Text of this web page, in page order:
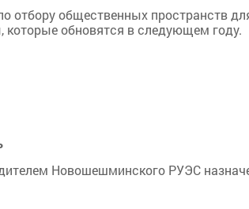
отбору общественных пространств
обновятся в следующем году.
Новошешминского РУЭС